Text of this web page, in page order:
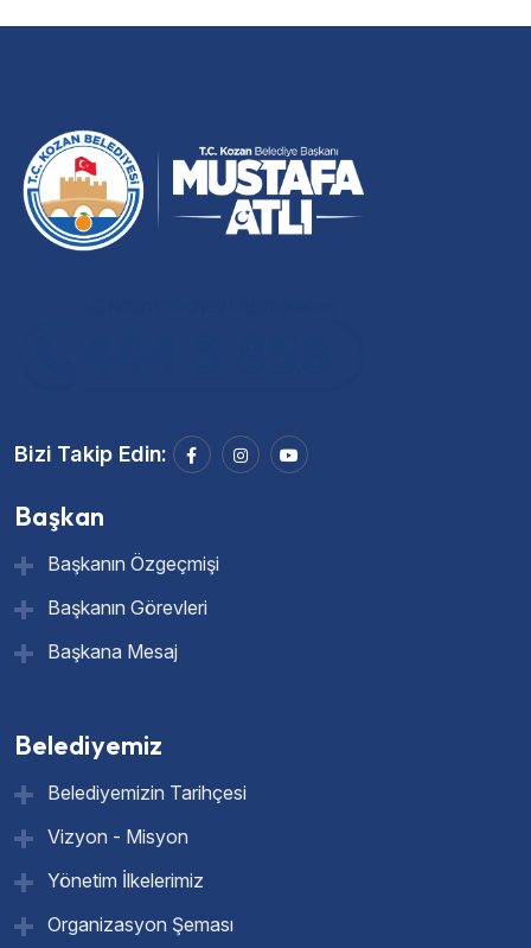
Bizi Takip Edin:
Başkan
Başkanın Özgeçmişi
Başkanın Görevleri
Başkana Mesaj
Belediyemiz
Belediyemizin Tarihçesi
Vizyon - Misyon
Yönetim İlkelerimiz
Organizasyon Şeması